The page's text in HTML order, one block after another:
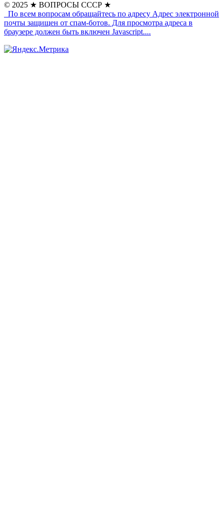
© 2025 ★ ВОПРОСЫ СССР ★
По всем вопросам обращайтесь по адресу Адрес электронной
почты защищен от спам-ботов. Для просмотра адреса в
браузере должен быть включен Javascript....